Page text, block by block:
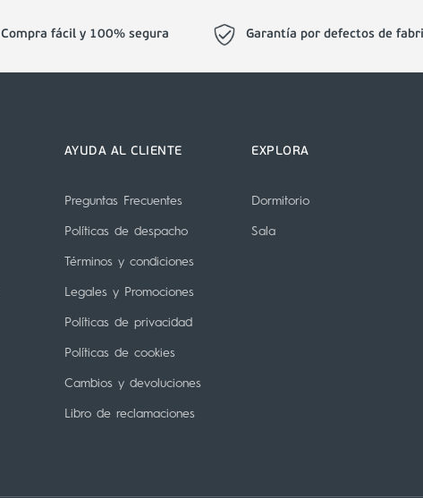
Compra fácil y 100% segura Garantía por defectos de
AYUDA AL CLIENTE
Preguntas Frecuentes
Políticas de despacho
Términos y condiciones
Legales y Promociones
Políticas de privacidad
Políticas de cookies
Cambios y devoluciones
Libro de reclamaciones
EXPLORA
Dormitorio
Sala